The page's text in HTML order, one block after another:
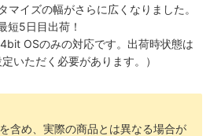
マイズの幅がさらに広くなりました。
短5日目出荷！
OSのみの対応です。出荷時状態は
いただく必要があります。）
含め、実際の商品とは異なる場合が